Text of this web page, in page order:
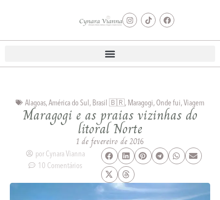
Alagoas,América do Sul, Brasil 🇧🇷, Maragogi, Onde fui,Viagem
Maragogi e as praias vizinhas do
litoral Norte
1 de fevereiro de 2016
por Cynara Vianna
10 Comentários